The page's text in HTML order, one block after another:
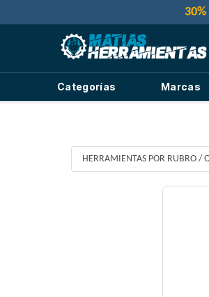
Categorías Marcas
HERRAMIENTAS POR RUBRO /